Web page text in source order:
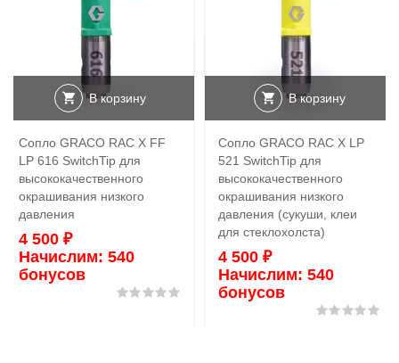
В корзину
Сопло GRACO RAC X FF
LP 616 SwitchTip для
высококачественного
окрашивания низкого
давления
4 500 ₽
Начислим: 540
бонусов
Оценка0из 5
В корзину
Сопло GRACO RAC X LP
521 SwitchTip для
высококачественного
окрашивания низкого
давления (сукуши, клеи
для стеклохолста)
4 500 ₽
Начислим: 540
бонусов